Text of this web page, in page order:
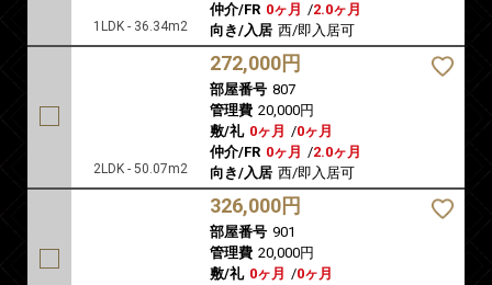
1LDK - 36.34m2
仲介/FR 0ヶ月 /2.0ヶ月
向き/入居 西/即入居可
2LDK - 50.07m2
272,000円
部屋番号 807
管理費 20,000円
敷/礼 0ヶ月 /0ヶ月
仲介/FR 0ヶ月 /2.0ヶ月
向き/入居 西/即入居可
326,000円
部屋番号 901
管理費 20,000円
敷/礼 0ヶ月 /0ヶ月